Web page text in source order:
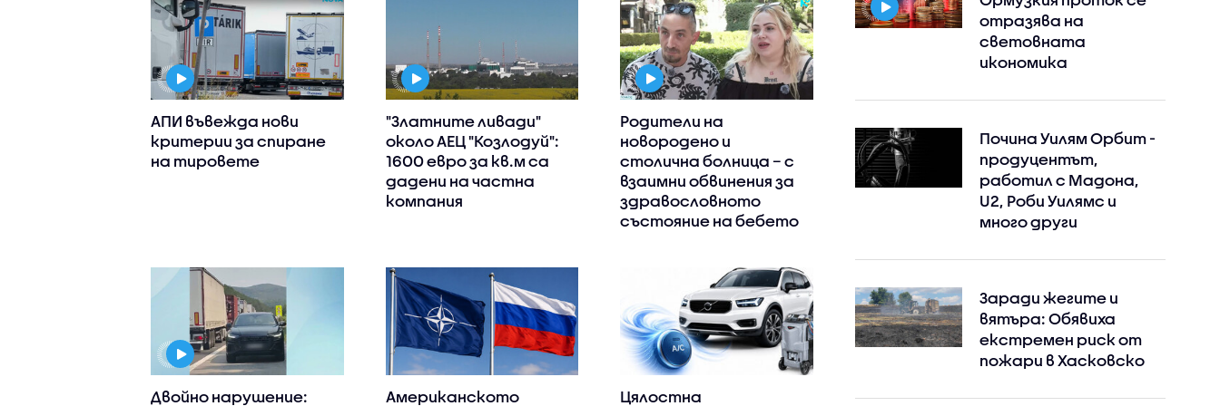
АПИ въвежда нови
критерии за спиране
на тировете
"Златните ливади"
около АЕЦ "Козлодуй":
1600 евро за кв.м са
дадени на частна
компания
Родители на
новородено и
столична болница – с
взаимни обвинения за
здравословното
състояние на бебето
Двойно нарушение: Американското Цялостна
отразява на
световната
икономика
Почина Уилям Орбит -
продуцентът,
работил с Мадона,
U2, Роби Уилямс и
много други
Заради жегите и
вятъра: Обявиха
екстремен риск от
пожари в Хасковско